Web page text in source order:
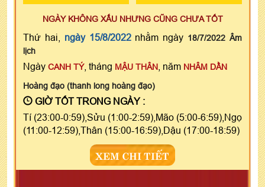
NGÀY KHÔNG XẤU NHƯNG CŨNG CHƯA TỐT
Thứ hai, ngày 15/8/2022nhằm ngày 18/7/2022 Âm
lịch
Ngày CANH TÝ, tháng MẬU THÂN , năm NHÂM DẦN
Hoàng đạo (thanh long hoàng đạo)
GIỜ TỐT TRONG NGÀY :
Tí (23:00-0:59),Sửu (1:00-2:59),Mão (5:00-6:59),Ngọ
(11:00-12:59),Thân (15:00-16:59),Dậu (17:00-18:59)
XEM CHI TIẾT